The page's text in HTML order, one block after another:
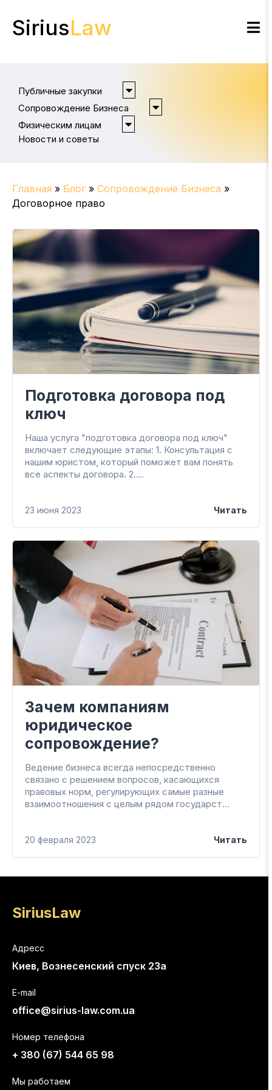
SiriusLaw
Публичные закупки
Сопровождение Бизнеса
Физическим лицам
Новости и советы
Главная » Блог» Сопровождение Бизнеса »
Договорное право
Подготовка договора под
ключ
Наша услуга "подготовка договора под ключ"
включает следующие этапы: 1. Консультация с
нашим юристом, который поможет вам понять
все аспекты договора. 2....
23 июня 2023 Читать
Зачем компаниям
юридическое
сопровождение?
Ведение бизнеса всегда непосредственно
связано с решением вопросов, касающихся
правовых норм, регулирующих самые разные
взаимоотношения с целым рядом государст...
20 февраля 2023 Читать
SiriusLaw
Адресс
Киев, Вознесенский спуск 23а
E-mail
office@sirius-law.com.ua
Номер телефона
+ 380 (67) 544 65 98
Мы работаем
Вы можете оставить свою
электронную почту, чтобы мы могли
делиться с Вами полезными советами
об участии в закупках.